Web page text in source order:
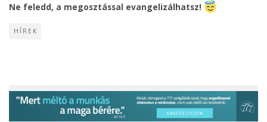
Ne feledd, a megosztással evangelizálhatsz!
HÍREK